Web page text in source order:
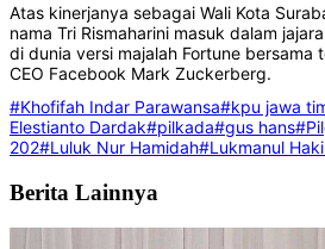
Atas kinerjanya sebagai Wali Kota
nama Tri Rismaharini masuk dalam
di dunia versi majalah Fortune bersama
CEO Facebook Mark Zuckerberg.
#Khofifah Indar Parawansa#kpu jawa
Elestianto Dardak#pilkada#gus hans
202#Luluk Nur Hamidah#Lukmanul
Berita Lainnya